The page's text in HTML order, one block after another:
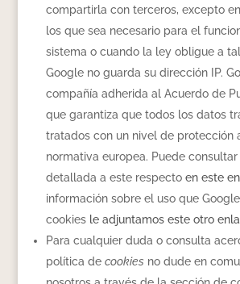
compartirla con terceros, excepto
los que sea necesario para el
sistema o cuando la ley obligue a
Google no guarda su dirección IP.
compañía adherida al Acuerdo de
que garantiza que todos los datos
tratados con un nivel de protección
normativa europea. Puede
detallada a este respecto en este
información sobre el uso que
cookies le adjuntamos este otro
Para cualquier duda o consulta
política de cookies no dude en